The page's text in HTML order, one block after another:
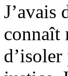
J’avais
connaît